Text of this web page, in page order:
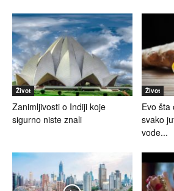
Život
Zanimljivosti o Indiji koje
sigurno niste znali
Život
Evo šta
svako
vode...